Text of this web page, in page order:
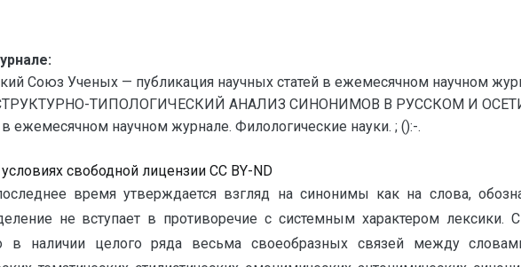
Союз Ученых — публикация научных статей в ежемесячном научном
ТИПОЛОГИЧЕСКИЙ АНАЛИЗ СИНОНИМОВ В РУССКОМ И
ежемесячном научном журнале. Филологические науки. ; ():-.
свободной лицензии CC BY-ND
время утверждается взгляд на синонимы как на слова,
не вступает в противоречие с системным характером лексики.
в наличии целого ряда весьма своеобразных связей между